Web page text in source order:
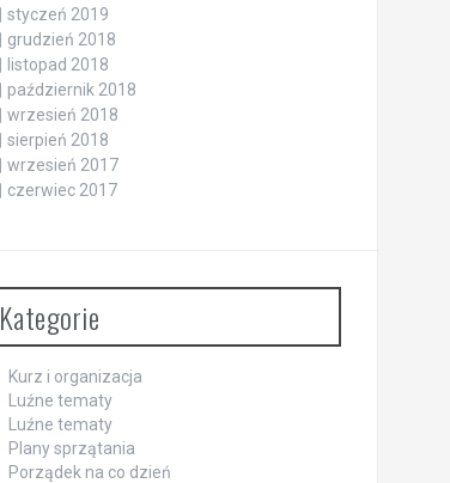
styczeń 2019
grudzień 2018
listopad 2018
październik 2018
wrzesień 2018
sierpień 2018
wrzesień 2017
czerwiec 2017
Kategorie
Kurz i organizacja
Luźne tematy
Luźne tematy
Plany sprzątania
Porządek na co dzień